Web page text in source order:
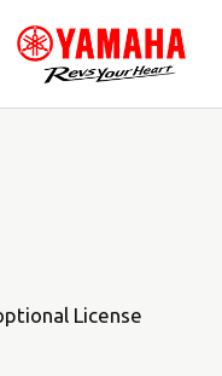
License